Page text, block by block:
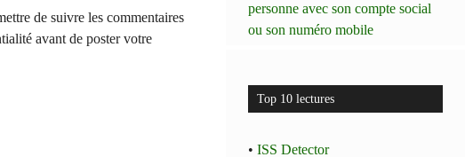
de suivre les commentaires
avant de poster votre
personne avec son compte social
ou son numéro mobile
Top 10 lectures
•ISS Detector